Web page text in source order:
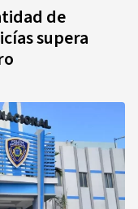
de
supera